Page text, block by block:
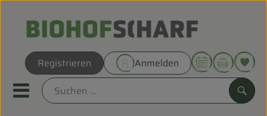
Registrieren Anmelden
Mobiles Menu öffnen oder